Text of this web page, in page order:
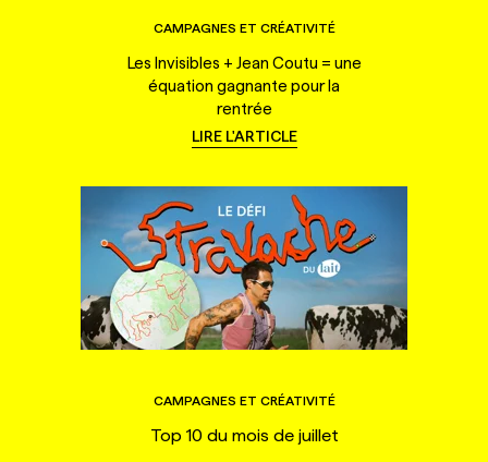
CAMPAGNES ET CRÉATIVITÉ
Les Invisibles + Jean Coutu = une
équation gagnante pour la
rentrée
LIRE L'ARTICLE
CAMPAGNES ET CRÉATIVITÉ
Top 10 du mois de juillet